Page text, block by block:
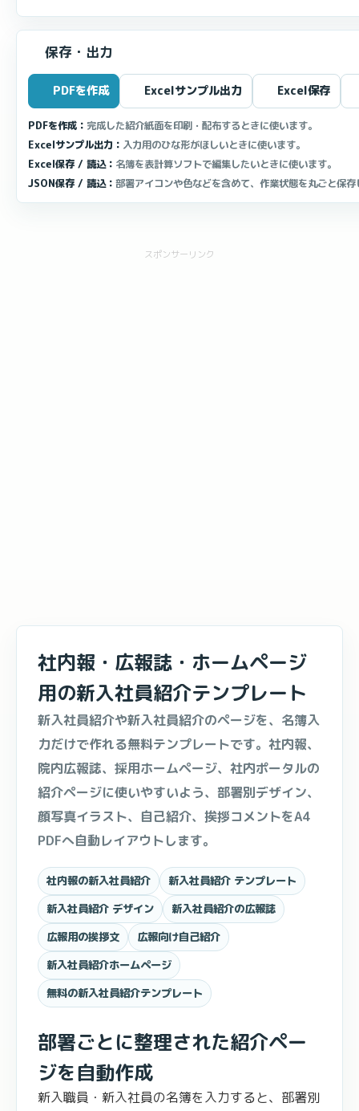
保存・出力
PDFを作成 Excelサンプル出力 Excel保存
PDFを作成： 完成した紹介紙面を印刷・配布するときに使います。
Excelサンプル出力： 入力用のひな形がほしいときに使います。
Excel保存 / 読込： 名簿を表計算ソフトで編集したいときに使います。
JSON保存 / 読込： 部署アイコンや色などを含めて、作業状態を丸ごと保
スポンサーリンク
社内報・広報誌・ホームページ
用の新入社員紹介テンプレート
新入社員紹介や新入社員紹介のページを、名簿入
力だけで作れる無料テンプレートです。社内報、
院内広報誌、採用ホームページ、社内ポータルの
紹介ページに使いやすいよう、部署別デザイン、
顔写真イラスト、自己紹介、挨拶コメントをA4
PDFへ自動レイアウトします。
社内報の新入社員紹介
新入社員紹介 テンプレート
新入社員紹介 デザイン
新入社員紹介の広報誌
広報用の挨拶文
広報向け自己紹介
新入社員紹介ホームページ
無料の新入社員紹介テンプレート
部署ごとに整理された紹介ペー
ジを自動作成
新入職員・新入社員の名簿を入力すると、部署別